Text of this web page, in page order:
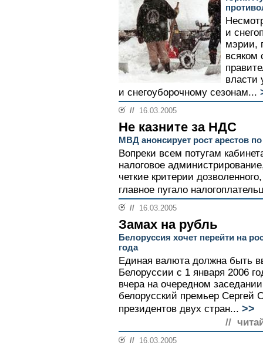
и
мэрии,
всяком
власти
и снегоуборочному сезонам...
// 16.03.2005
Не казните за НДС
МВД анонсирует рост арестов
Вопреки всем потугам
налоговое
четкие критерии
главное пугало
// 16.03.2005
Замах на рубль
Белоруссия хочет перейти на
года
Единая валюта должна быть
Белоруссии с 1 января 2006
вчера на очередном
белорусский премьер
президентов двух стран... >>
//
// 16.03.2005